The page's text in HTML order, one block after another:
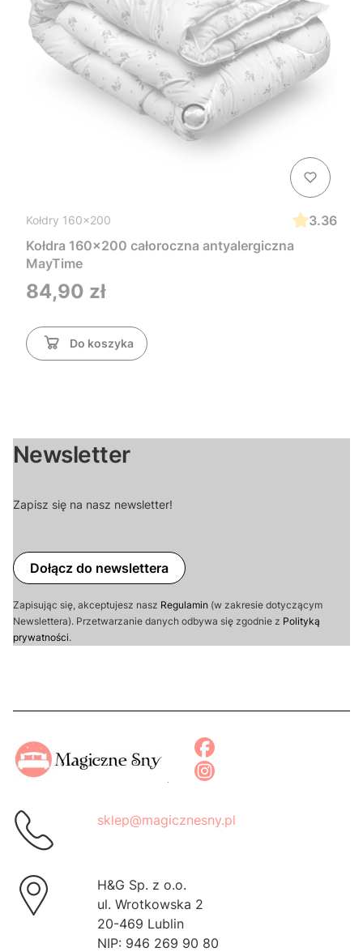
Kołdry 160x200
3.36
Kołdra 160x200 całoroczna antyalergiczna
MayTime
Cena
84,90 zł
Do koszyka
Newsletter
Zapisz się na nasz newsletter!
Dołącz do newslettera
Zapisując się, akceptujesz nasz Regulamin (w zakresie dotyczącym
Newslettera). Przetwarzanie danych odbywa się zgodnie z Polityką
prywatności.
sklep@magicznesny.pl
H&G Sp. z o.o.
ul. Wrotkowska 2
20-469 Lublin
NIP: 946 269 90 80